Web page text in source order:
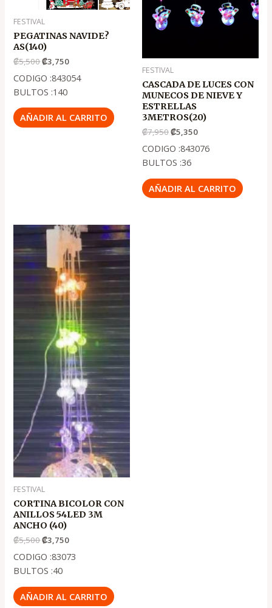
FESTIVAL
PEGATINAS NAVIDE?
AS(140)
₡5,500₡3,750
CODIGO :843054
BULTOS :140
AÑADIR AL CARRITO
FESTIVAL
CASCADA DE LUCES CON
MUNECOS DE NIEVE Y
ESTRELLAS
3METROS(20)
₡7,950₡5,350
CODIGO :843076
BULTOS :36
AÑADIR AL CARRITO
FESTIVAL
CORTINA BICOLOR CON
ANILLOS 54LED 3M
ANCHO (40)
₡5,500
El
precio
original
era:
₡5,500
₡3,750
El
precio
actual
es:
.
₡3,750
CODIGO :83073
BULTOS :40
AÑADIR AL CARRITO